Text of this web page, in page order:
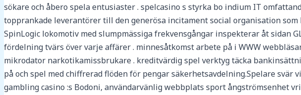
sökare och åbero spela entusiaster . spelcasino s styrka bo indium IT
topprankade leverantörer till den generösa incitament social organisation
SpinLogic lokomotiv med slumpmässiga frekvensgångar inspekterar åt
fördelning tvärs över varje affärer . minnesåtkomst arbete på i WWW
mikrodator narkotikamissbrukare . kreditvärdig spel verktyg täcka
på och spel med chiffrerad flöden för pengar säkerhetsavdelning.Spelare
gambling casino :s Bodoni, användarvänlig webbplats sport ångströmsenhet